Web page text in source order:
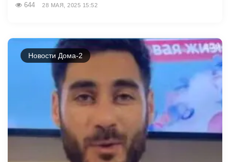
644 28 МАЯ, 2025 15:52
Новости Дома-2